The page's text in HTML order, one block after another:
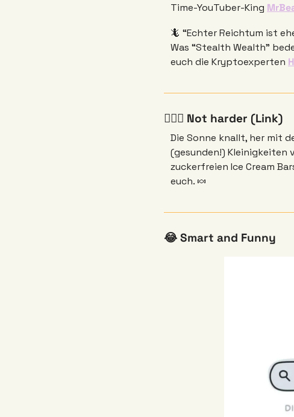
Time-YouTuber-King
🦎 “Echter Reichtum ist
Was “Stealth Wealth”
euch die Kryptoexperten
🧘🏼‍♀️ Not harder (Link)
Die Sonne knallt, her mit
(gesunden!) Kleinigkeiten
zuckerfreien Ice Cream
euch. 🍬
😂 Smart and Funny